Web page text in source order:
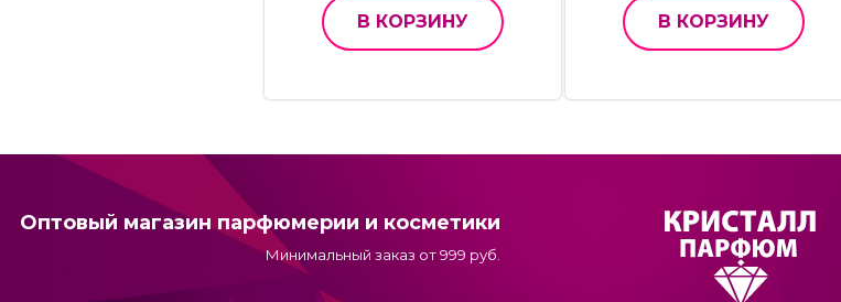
В КОРЗИНУ В КОРЗИНУ
Оптовый магазин парфюмерии и косметики
Минимальный заказ от 999 руб.